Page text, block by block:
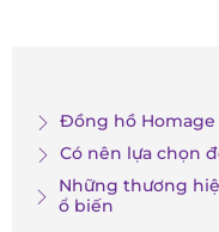
Đồng hồ Homage
Có nên lựa chọn
Những thương
ổ biến